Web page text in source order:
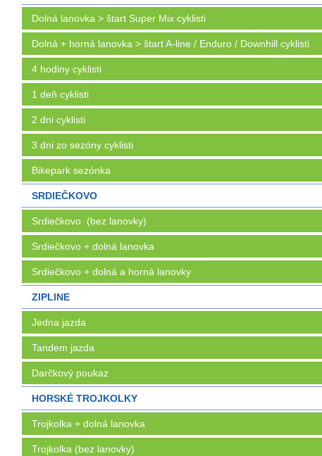
Dolná lanovka > štart Super Mix cyklisti
Dolná + horná lanovka > štart A-line / Enduro / Downhill cyklisti
4 hodiny cyklisti
1 deň cyklisti
2 dni cyklisti
3 dni zo sezóny cyklisti
Bikepark sezónka
SRDIEČKOVO
Srdiečkovo (bez lanovky)
Srdiečkovo + dolná lanovka
Srdiečkovo + dolná a horná lanovky
ZIPLINE
Jedna jazda
Tandem jazda
Darčkový poukaz
HORSKÉ TROJKOLKY
Trojkolka + dolná lanovka
Trojkolka (bez lanovky)